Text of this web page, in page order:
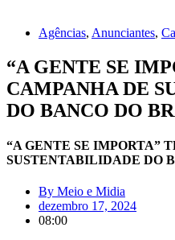
Agências, Anunciantes,
“A GENTE SE
CAMPANHA DE
DO BANCO DO
“A GENTE SE IMPORTA”
SUSTENTABILIDADE DO
By Meio e Midia
dezembro 17, 2024
08:00